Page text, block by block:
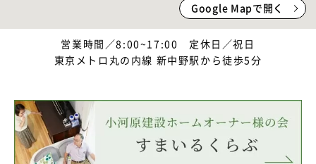
Google Mapで開く
営業時間／8:00~17:00 定休日／祝日
東京メトロ丸の内線 新中野駅から徒歩5分